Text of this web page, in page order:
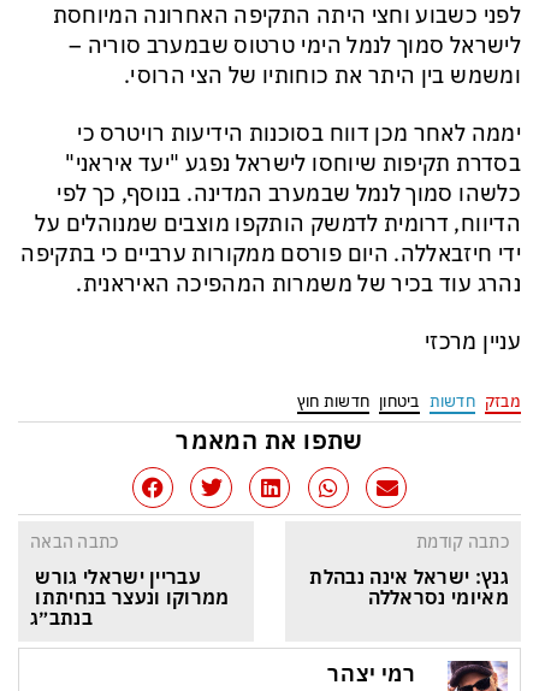
לפני כשבוע וחצי היתה התקיפה האחרונה המיוחסת
לישראל סמוך לנמל הימי טרטוס שבמערב סוריה –
ומשמש בין היתר את כוחותיו של הצי הרוסי.
יממה לאחר מכן דווח בסוכנות הידיעות רויטרס כי
בסדרת תקיפות שיוחסו לישראל נפגע "יעד איראני"
כלשהו סמוך לנמל שבמערב המדינה. בנוסף, כך לפי
הדיווח, דרומית לדמשק הותקפו מוצבים שמנוהלים על
ידי חיזבאללה. היום פורסם ממקורות ערביים כי בתקיפה
נהרג עוד בכיר של משמרות המהפיכה האיראנית.
עניין מרכזי
מבזק חדשות ביטחון חדשות חוץ
שתפו את המאמר
כתבה קודמת
גנץ: ישראל אינה נבהלת
מאיומי נסראללה
כתבה הבאה
עבריין ישראלי גורש
ממרוקו ונעצר בנחיתתו
בנתב״ג
רמי יצהר